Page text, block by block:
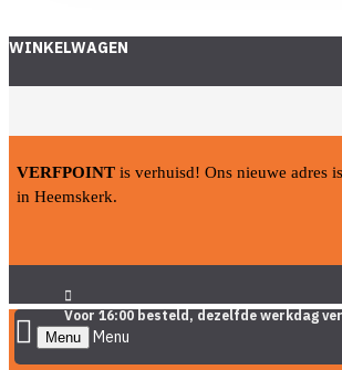
WINKELWAGEN
VERFPOINT is verhuisd! Ons nieuwe adres
in Heemskerk.
Voor 16:00 besteld, dezelfde werkdag
Menu